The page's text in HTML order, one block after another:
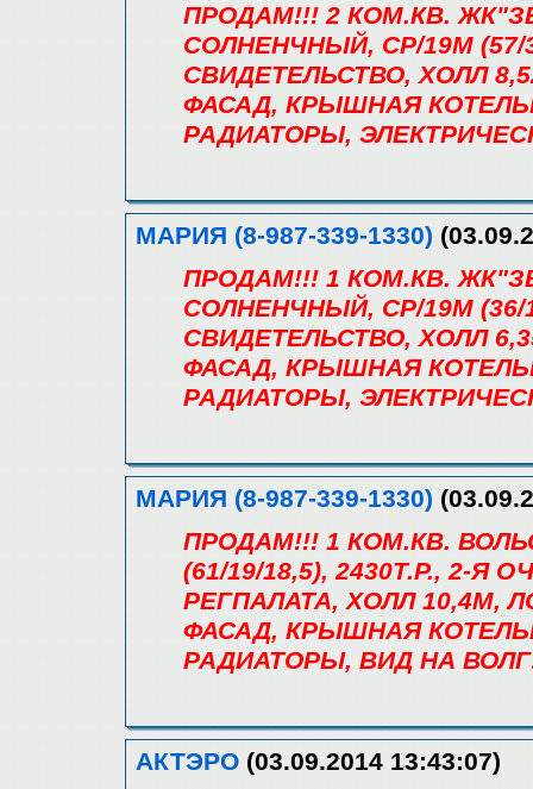
ПРОДАМ!!! 2 КОМ.КВ.
СОЛНЕНЧНЫЙ, СР/19М (57/
СВИДЕТЕЛЬСТВО, ХОЛЛ
ФАСАД, КРЫШНАЯ
РАДИАТОРЫ,
МАРИЯ (8-987-339-1330)
ПРОДАМ!!! 1 КОМ.КВ.
СОЛНЕНЧНЫЙ, СР/19М (36/
СВИДЕТЕЛЬСТВО, ХОЛЛ
ФАСАД, КРЫШНАЯ
РАДИАТОРЫ,
МАРИЯ (8-987-339-1330)
ПРОДАМ!!! 1 КОМ.КВ.
(61/19/18,5), 2430Т.Р., 2-Я
РЕГПАЛАТА, ХОЛЛ 10,4М,
ФАСАД, КРЫШНАЯ
РАДИАТОРЫ, ВИД НА
АКТЭРО (03.09.2014 13:43:07)